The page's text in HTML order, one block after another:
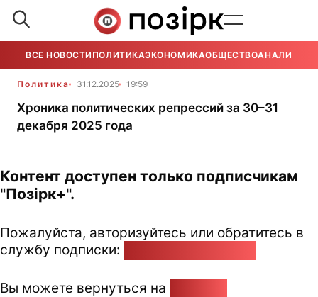
ВСЕ НОВОСТИ ПОЛИТИКАЭКОНОМИКАОБЩЕСТВОАНАЛИТИКА
Политика 31.12.2025 19:59
Хроника политических репрессий за 30–31
декабря 2025 года
Контент доступен только подписчикам
"Позірк+".
Пожалуйста, авторизуйтесь или обратитесь в
службу подписки:
Вы можете вернуться на